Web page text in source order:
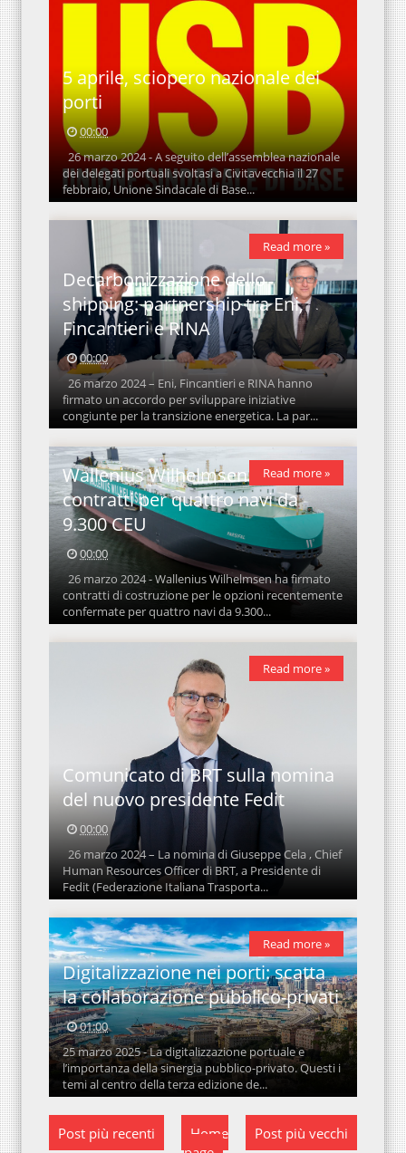
5 aprile, sciopero nazionale dei
porti
00:00
26 marzo 2024 - A seguito dell’assemblea nazionale
dei delegati portuali svoltasi a Civitavecchia il 27
febbraio, Unione Sindacale di Base...
Decarbonizzazione dello
shipping: partnership tra Eni,
Fincantieri e RINA
00:00
26 marzo 2024 – Eni, Fincantieri e RINA hanno
firmato un accordo per sviluppare iniziative
congiunte per la transizione energetica. La par...
Read more »
Wallenius Wilhelmsen firma
contratti per quattro navi da
9.300 CEU
00:00
26 marzo 2024 - Wallenius Wilhelmsen ha firmato
contratti di costruzione per le opzioni recentemente
confermate per quattro navi da 9.300...
Read more »
Comunicato di BRT sulla nomina
del nuovo presidente Fedit
00:00
26 marzo 2024 – La nomina di Giuseppe Cela , Chief
Human Resources Officer di BRT, a Presidente di
Fedit (Federazione Italiana Trasporta...
Read more »
Digitalizzazione nei porti: scatta
la collaborazione pubblico-privati
01:00
25 marzo 2025 - La digitalizzazione portuale e
l’importanza della sinergia pubblico-privato. Questi i
temi al centro della terza edizione de...
Read more »
Post più recenti Post più vecchi
Home